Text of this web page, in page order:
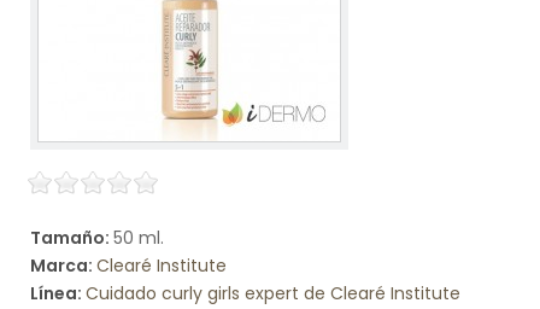
Tamaño: 50 ml.
Marca: Clearé Institute
Línea: Cuidado curly girls expert de Clearé Institute